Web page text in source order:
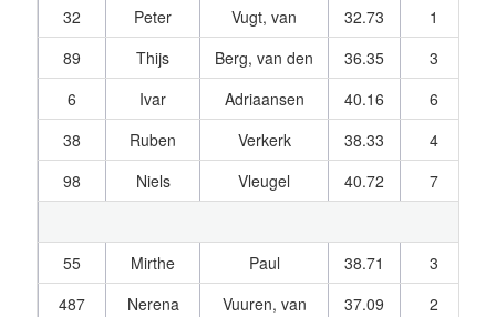
32 Peter Vugt, van 32.73 1
89
Thijs Berg, van den 36.35 3
6
Ivar Adriaansen 40.16 6
38
Ruben Verkerk 38.33 4
98
Niels Vleugel 40.72 7
55 Mirthe Paul 38.71 3
487
Nerena Vuuren, van 37.09 2